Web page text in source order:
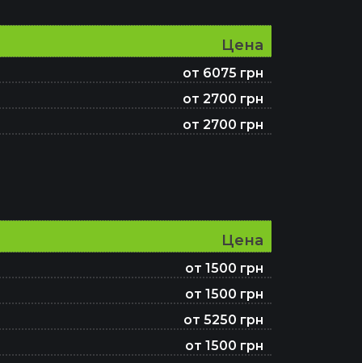
Цена
от 6075 грн
от 2700 грн
от 2700 грн
Цена
от 1500 грн
от 1500 грн
от 5250 грн
от 1500 грн